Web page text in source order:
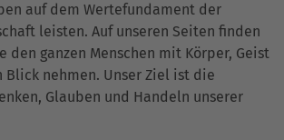
auf dem Wertefundament der
leisten. Auf unseren Seiten finden
den ganzen Menschen mit Körper, Geist
Blick nehmen. Unser Ziel ist die
Glauben und Handeln unserer